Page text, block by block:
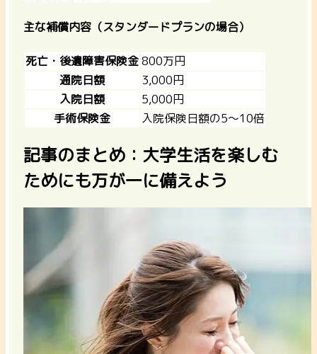
主な補償内容（スタンダードプランの場合）
死亡・後遺障害保険金800万円
通院日額
3,000円
入院日額
5,000円
手術保険金
入院保険日額の5～10倍
記事のまとめ：大学生活を楽しむ
ためにも万が一に備えよう